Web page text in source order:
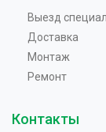
Выезд
Доставка
Монтаж
Ремонт
Контакты